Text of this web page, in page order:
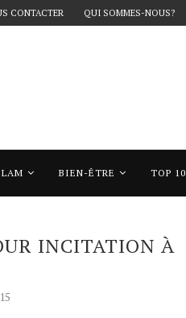
CONTACTER QUI SOMMES-NOUS?
BIEN-ÊTRE TOP 10
raciale
INCITATION À